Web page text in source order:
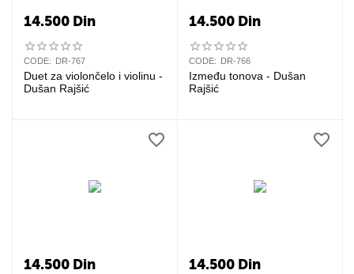
14.500 Din
CODE: DR-767
Duet za violončelo i violinu -
Dušan Rajšić
14.500 Din
CODE: DR-766
Između tonova - Dušan
Rajšić
14.500 Din 14.500 Din